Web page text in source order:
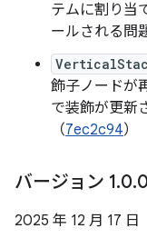
テムに割り当
ールされる問
飾子ノードが
で装飾が更新
（7ec2c94）
バージョン 1.0.
2025 年 12 月 17 日